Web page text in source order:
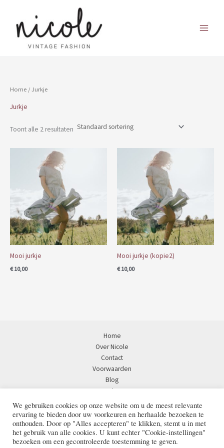
inhoud
Home / Jurkje
Jurkje
Toont alle 2 resultaten
Mooi jurkje
€10,00
Mooi jurkje (kopie2)
€10,00
Home
Over Nicole
Contact
Voorwaarden
Blog
Merken
Instagram
We gebruiken cookies op onze website om u de meest relevante
ervaring te bieden door uw voorkeuren en herhaalde bezoeken te
onthouden. Door op "Alles accepteren" te klikken, stemt u in met
het gebruik van alle cookies. U kunt echter "Cookie-instellingen"
bezoeken om een ​​gecontroleerde toestemming te geven.